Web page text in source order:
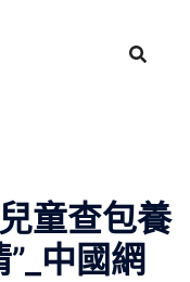
童查包養
中國網